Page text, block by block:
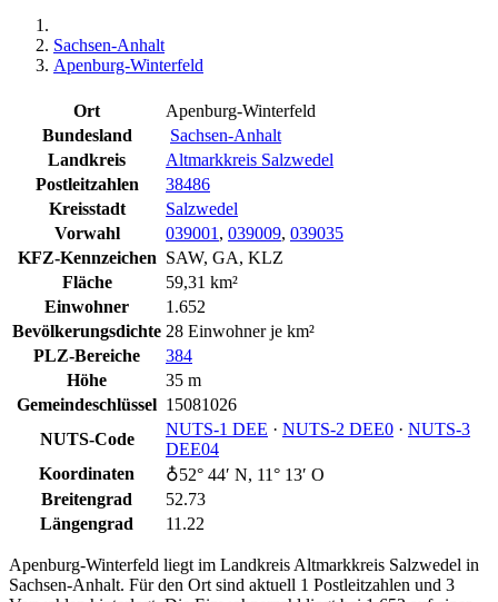
Sachsen-Anhalt
Apenburg-Winterfeld
Ort
Apenburg-Winterfeld
Bundesland
Sachsen-Anhalt
Landkreis
Altmarkkreis Salzwedel
Postleitzahlen
38486
Kreisstadt
Salzwedel
Vorwahl
039001, 039009, 039035
KFZ-Kennzeichen SAW, GA, KLZ
Fläche
59,31 km²
Einwohner
1.652
Bevölkerungsdichte 28 Einwohner je km²
PLZ-Bereiche
384
Höhe
35 m
Gemeindeschlüssel 15081026
NUTS-Code
NUTS‑1 DEE · NUTS‑2 DEE0 · NUTS‑3
DEE04
Koordinaten
♁52° 44′ N, 11° 13′ O
Breitengrad
52.73
Längengrad
11.22
Apenburg-Winterfeld liegt im Landkreis Altmarkkreis Salzwedel in
Sachsen-Anhalt. Für den Ort sind aktuell 1 Postleitzahlen und 3